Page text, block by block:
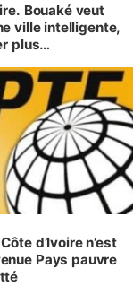
veut
ville intelligente,
plus
d’Ivoire n’est
Pays pauvre